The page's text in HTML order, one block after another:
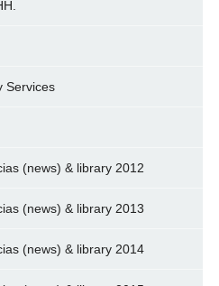
Services
(news) & library 2012
(news) & library 2013
(news) & library 2014